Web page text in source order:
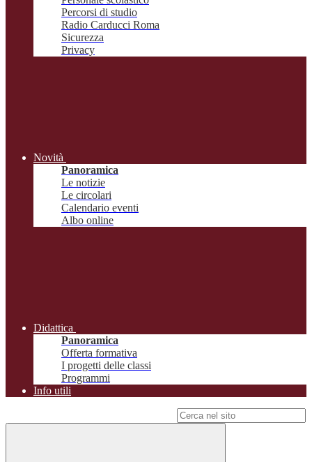
Percorsi di studio
Radio Carducci Roma
Sicurezza
Privacy
Novità
Panoramica
Le notizie
Le circolari
Calendario eventi
Albo online
Didattica
Panoramica
Offerta formativa
I progetti delle classi
Programmi
Info utili